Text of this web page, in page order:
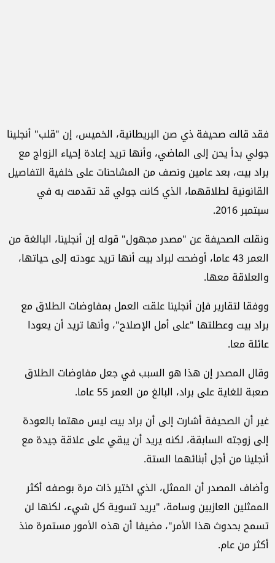
فقد قالت صحيفة ذي صن البريطانية، الخميس، إن "قلب" أنجلينا
جولي بدأ يحن إلى الماضي، وأنها تريد إعادة إحياء الزواج مع
براد بيت، بعد عامين ونصف من المشاحنات على خلفية التفاصيل
القانونية لطلاقهما، الذي كانت جولي قد تقدمت به في
سبتمبر 2016.
ونقلت الصحيفة عن "مصدر مجهول" قوله إن أنجلينا، البالغة من
العمر 43 عاما، أوضحت لبراد بيت أنها تريد عودته إلى حياتها،
والعلاقة معها.
ووفقا لتقارير فإن أنجلينا علقت العمل بمفاوضات الطلاق مع
براد بيت وعطلتها "على أمل الإصلاح"، وأنها تريد أن يعودا
عائلة معا.
وقال المصدر إن هذا هو السبب في جعل مفاوضات الطلاق
صعبة للغاية على براد، البالغ من العمر 55 عاما.
غير أن الصحيفة أشارت إلى أن براد بيت ليس مهتما بالعودة
إلى زوجته السابقة، لكنه يريد أن يبقي على علاقة جيدة مع
أنجلينا من أجل أبنائهما الستة.
وأضاف المصدر أن الممثل، الذي اختير ذات مرة بوصفه أكثر
الممثلين العازبين وسامة، "يريد تسوية كل شيء، لكنها لن
تسمح بحدوث هذا الأمر"، مضيفا أن هذه الأمور مستمرة منذ
أكثر من عام.